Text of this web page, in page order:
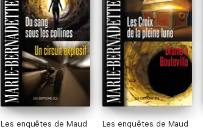
Les enquêtes de Maud Les enquêtes de Maud